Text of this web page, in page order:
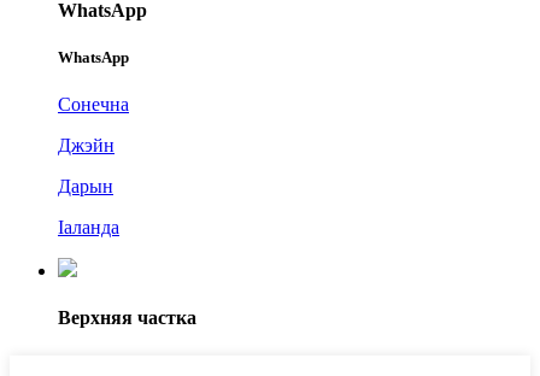
WhatsApp
WhatsApp
Сонечна
Джэйн
Дарын
Іаланда
Верхняя частка